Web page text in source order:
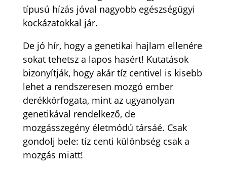
típusú hízás jóval nagyobb egészségügyi
kockázatokkal jár.
De jó hír, hogy a genetikai hajlam ellenére
sokat tehetsz a lapos hasért! Kutatások
bizonyítják, hogy akár tíz centivel is kisebb
lehet a rendszeresen mozgó ember
derékkörfogata, mint az ugyanolyan
genetikával rendelkező, de
mozgásszegény életmódú társáé. Csak
gondolj bele: tíz centi különbség csak a
mozgás miatt!